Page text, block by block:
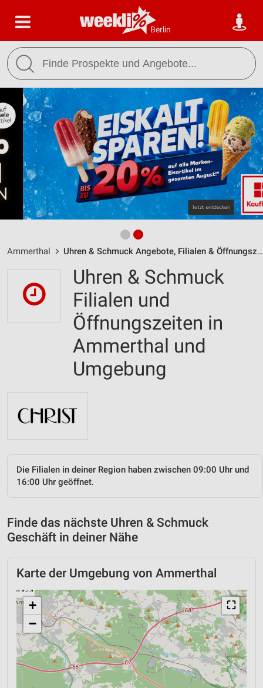
Berlin
Ammerthal Uhren & Schmuck Angebote, Filialen & Öffnungszeiten
Uhren & Schmuck
Filialen und
Öffnungszeiten in
Ammerthal und
Umgebung
Die Filialen in deiner Region haben zwischen 09:00 Uhr und
16:00 Uhr geöffnet.
Finde das nächste Uhren & Schmuck
Geschäft in deiner Nähe
Karte der Umgebung von Ammerthal
⛶
+
−